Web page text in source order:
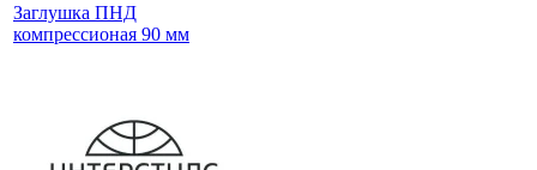
Заглушка ПНД
компрессионая 90 мм